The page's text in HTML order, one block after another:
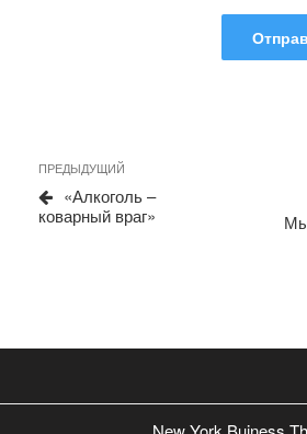
Навигация
по
записям
Предыдущая
запись
ПРЕДЫДУЩИЙ
«Алкоголь –
коварный враг»